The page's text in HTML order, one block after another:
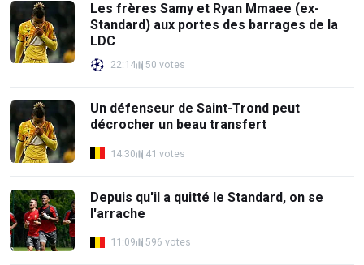
Les frères Samy et Ryan Mmaee (ex-
Standard) aux portes des barrages de la
LDC
22:14 50 votes
Un défenseur de Saint-Trond peut
décrocher un beau transfert
14:30 41 votes
Depuis qu'il a quitté le Standard, on se
l'arrache
11:09 596 votes